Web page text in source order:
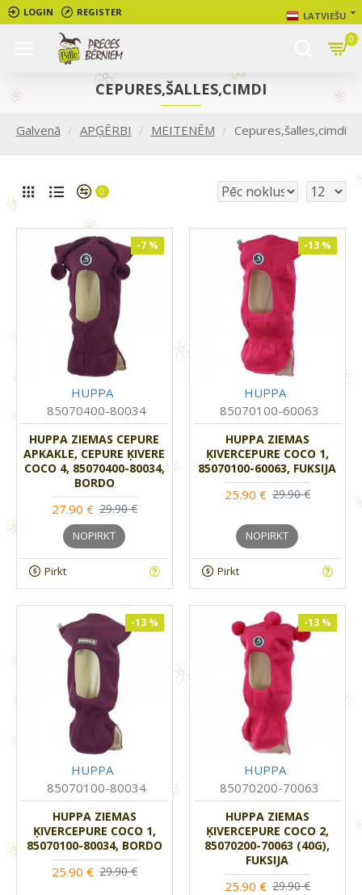
LOGIN REGISTER LATVIEŠU
0
Galvenā APĢĒRBI MEITENĒM Cepures,šalles,cimdi
CEPURES,ŠALLES,CIMDI
0
-7 %
HUPPA
85070400-80034
HUPPA ZIEMAS CEPURE
APKAKLE, CEPURE ĶIVERE
COCO 4, 85070400-80034,
BORDO
27.90 € 29.90 €
NOPIRKT
Pirkt
-13 %
HUPPA
85070100-60063
HUPPA ZIEMAS
ĶIVERCEPURE COCO 1,
85070100-60063, FUKSIJA
25.90 € 29.90 €
NOPIRKT
Pirkt
-13 %
HUPPA
85070100-80034
HUPPA ZIEMAS
ĶIVERCEPURE COCO 1,
85070100-80034, BORDO
25.90 € 29.90 €
-13 %
HUPPA
85070200-70063
HUPPA ZIEMAS
ĶIVERCEPURE COCO 2,
85070200-70063 (40G),
FUKSIJA
25.90 € 29.90 €